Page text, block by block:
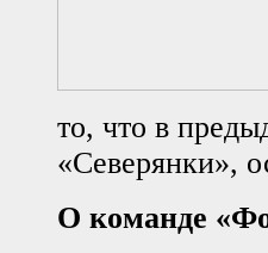
то, что в
«Северянки»,
О команде